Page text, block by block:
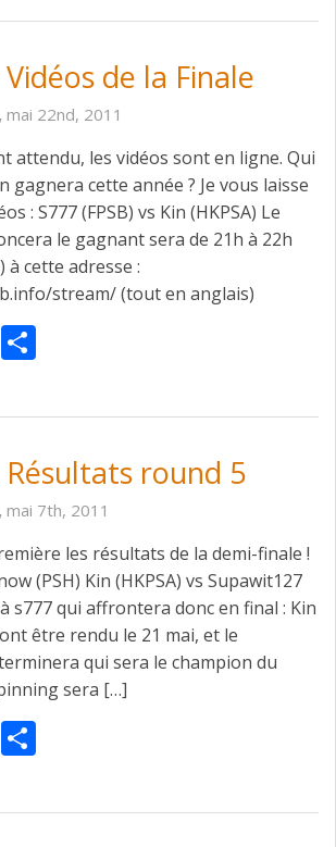
de la Finale
mai 22nd, 2011
attendu, les vidéos sont en ligne. Qui
gagnera cette année ? Je vous laisse
: S777 (FPSB) vs Kin (HKPSA) Le
le gagnant sera de 21h à 22h
cette adresse :
stream/ (tout en anglais)
Email
Résultats round 5
mai 7th, 2011
les résultats de la demi-finale !
(PSH) Kin (HKPSA) vs Supawit127
s777 qui affrontera donc en final : Kin
être rendu le 21 mai, et le
qui sera le champion du
sera […]
Email